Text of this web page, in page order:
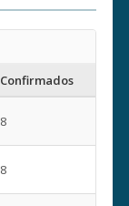
Confirmados
8
8